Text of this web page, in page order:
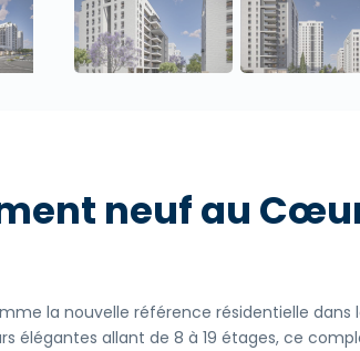
neuf au
la nouvelle référence résidentielle
élégantes allant de 8 à 19 étages, ce